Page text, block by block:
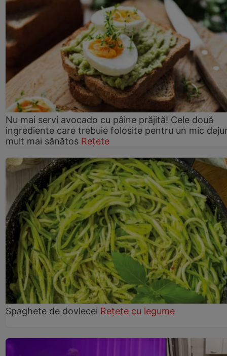
Nu mai servi avocado cu pâine prăjită! Cele două
ingrediente care trebuie folosite pentru un mic
mult mai sănătos Rețete
Spaghete de dovlecei Rețete cu legume